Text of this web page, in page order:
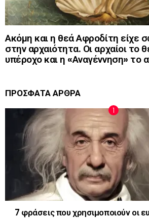
Ακόμη και η θεά Αφροδίτη είχε
στην αρχαιότητα. Οι αρχαίοι το
υπέροχο και η «Αναγέννηση»
ΠΡΟΣΦΑΤΑ ΑΡΘΡΑ
7 φράσεις που χρησιμοποιούν οι